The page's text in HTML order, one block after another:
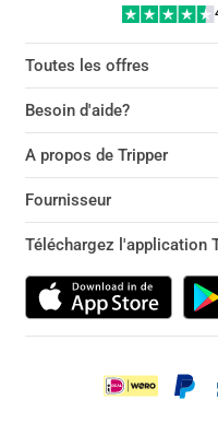
Toutes les offres
Besoin d'aide?
A propos de Tripper
Fournisseur
Téléchargez l'application